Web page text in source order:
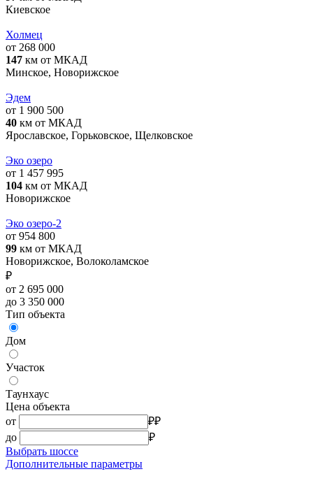
Киевское
Холмец
от 268 000
147 км от МКАД
Минское, Новорижское
Эдем
от 1 900 500
40 км от МКАД
Ярославское, Горьковское, Щелковское
Эко озеро
от 1 457 995
104 км от МКАД
Новорижское
Эко озеро-2
от 954 800
99 км от МКАД
Новорижское, Волоколамское
₽
от 2 695 000
до 3 350 000
Тип объекта
Дом
Участок
Таунхаус
Цена объекта
от
₽₽
до
₽
Выбрать шоссе
Дополнительные параметры